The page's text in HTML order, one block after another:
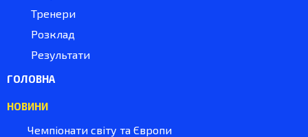
Тренери
Розклад
Результати
ГОЛОВНА
НОВИНИ
Чемпіонати світу та Європи